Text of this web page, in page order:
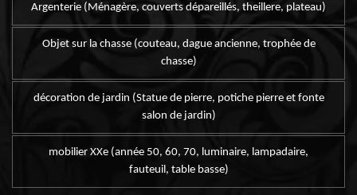
Argenterie (Ménagère, couverts dépareillés, theillere, plateau)
Objet sur la chasse (couteau, dague ancienne, trophée de
chasse)
décoration de jardin (Statue de pierre, potiche pierre et fonte
salon de jardin)
mobilier XXe (année 50, 60, 70, luminaire, lampadaire,
fauteuil, table basse)